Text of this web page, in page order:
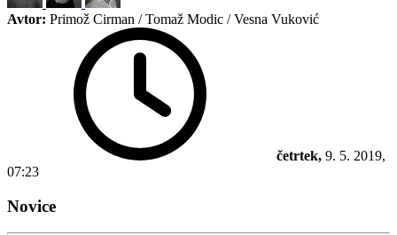
Avtor: Primož Cirman / Tomaž Modic / Vesna Vuković
četrtek, 9. 5. 2019,
07:23
Novice